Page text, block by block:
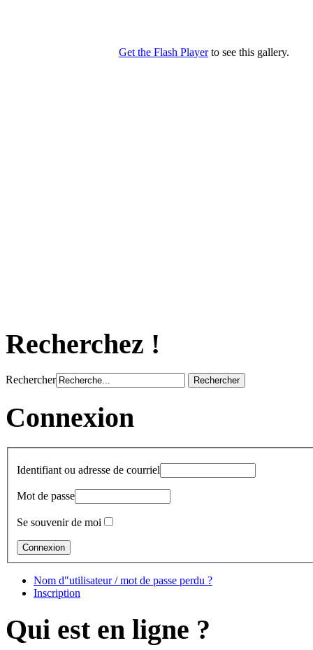
Recherchez !
Rechercher
Connexion
Identifiant ou adresse de courriel
Mot de passe
Se souvenir de moi
Nom d"utilisateur / mot de passe perdu ?
Inscription
Qui est en ligne ?